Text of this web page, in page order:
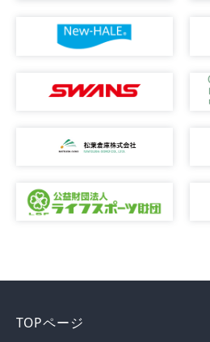
TOPページ